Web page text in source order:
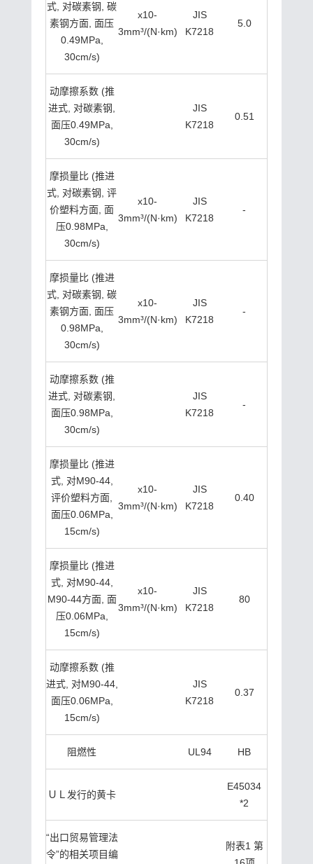
式, 对碳素钢, 碳
素钢方面, 面压
0.49MPa,
30cm/s)
x10-
3mm³/(N·km)
JIS
K7218
5.0
动摩擦系数 (推
进式, 对碳素钢,
面压0.49MPa,
30cm/s)
JIS
K7218
0.51
摩损量比 (推进
式, 对碳素钢, 评
价塑料方面, 面
压0.98MPa,
30cm/s)
x10-
3mm³/(N·km)
JIS
K7218
-
摩损量比 (推进
式, 对碳素钢, 碳
素钢方面, 面压
0.98MPa,
30cm/s)
x10-
3mm³/(N·km)
JIS
K7218
-
动摩擦系数 (推
进式, 对碳素钢,
面压0.98MPa,
30cm/s)
JIS
K7218
-
摩损量比 (推进
式, 对M90-44,
评价塑料方面,
面压0.06MPa,
15cm/s)
x10-
3mm³/(N·km)
JIS
K7218
0.40
摩损量比 (推进
式, 对M90-44,
M90-44方面, 面
压0.06MPa,
15cm/s)
x10-
3mm³/(N·km)
JIS
K7218
80
动摩擦系数 (推
进式, 对M90-44,
面压0.06MPa,
15cm/s)
JIS
K7218
0.37
阻燃性 UL94 HB
ＵＬ发行的黄卡
E45034
*2
“出口贸易管理法
令”的相关项目编
附表1 第